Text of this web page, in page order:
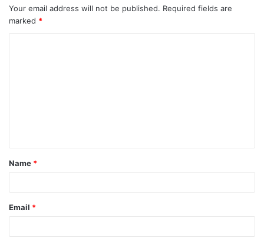
Your email address will not be published. Required fields are
marked *
t
*
Name *
Email *